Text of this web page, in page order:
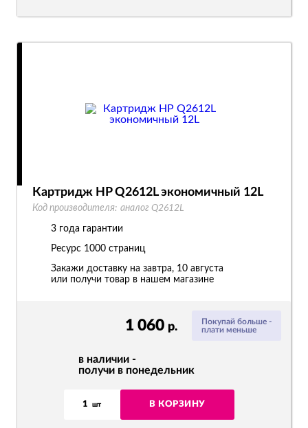
Покупай больше -
плати меньше
1 060 р.
в наличии -
получи в понедельник
1 шт В КОРЗИНУ
Картридж HP Q2612L экономичный 12L
Код производителя: аналог Q2612L
3 года гарантии
Ресурс 1000 страниц
Закажи доставку на завтра, 10 августа
или получи товар в нашем магазине